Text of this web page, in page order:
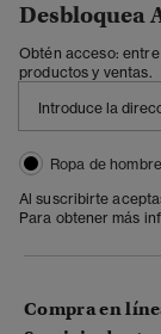
Desbloquea
Obtén acceso:
productos y ventas.
Ropa de hombre
Al suscribirte
Para obtener más
Compra en